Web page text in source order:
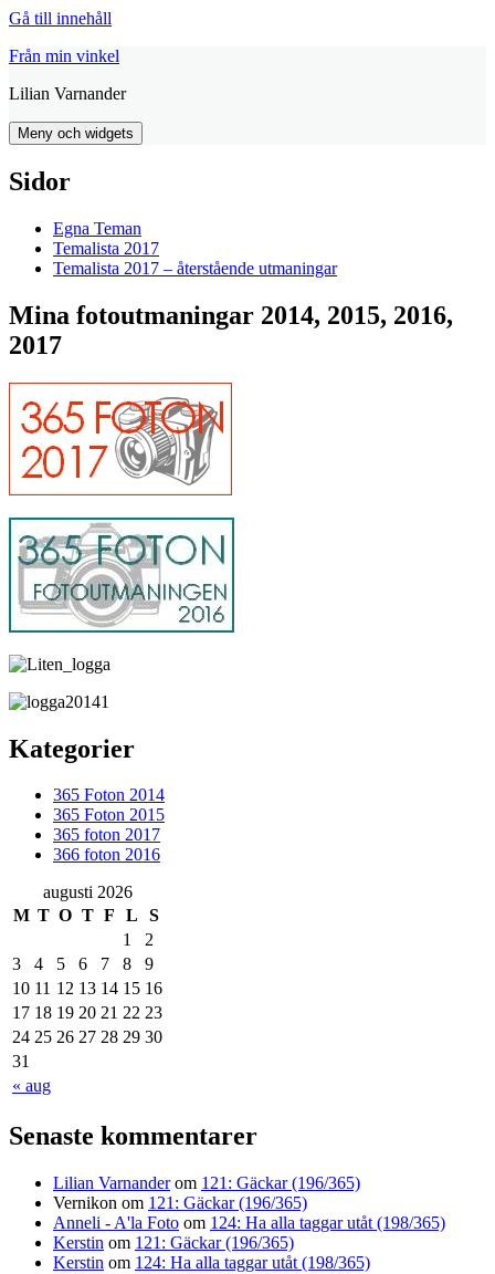
Gå till innehåll
Från min vinkel
Lilian Varnander
Meny och widgets
Sidor
Egna Teman
Temalista 2017
Temalista 2017 – återstående utmaningar
Mina fotoutmaningar 2014, 2015, 2016,
2017
Kategorier
365 Foton 2014
365 Foton 2015
365 foton 2017
366 foton 2016
augusti 2026
M T O T F L S
« aug
1
2
3
4 5 6 7 8
9
10 11 12 13 14 15 16
17 18 19 20 21 22 23
24 25 26 27 28 29 30
31
Senaste kommentarer
Lilian Varnanderom 121: Gäckar (196/365)
Vernikon om 121: Gäckar (196/365)
Anneli - A'la Foto om 124: Ha alla taggar utåt (198/365)
Kerstin om 121: Gäckar (196/365)
Kerstin om 124: Ha alla taggar utåt (198/365)